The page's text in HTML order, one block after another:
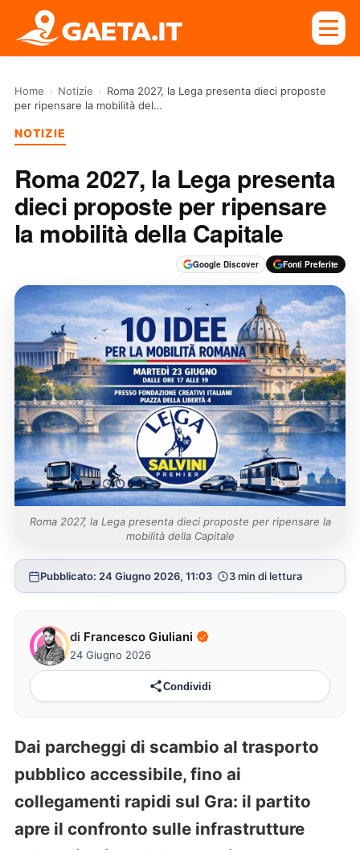
Home › Notizie › Roma 2027, la Lega presenta dieci proposte
per ripensare la mobilità del…
NOTIZIE
Roma 2027, la Lega presenta
dieci proposte per ripensare
la mobilità della Capitale
Google Discover Fonti Preferite
Roma 2027, la Lega presenta dieci proposte per ripensare la
mobilità della Capitale
Pubblicato: 24 Giugno 2026, 11:03 3 min di lettura
di Francesco Giuliani
24 Giugno 2026
Condividi
Dai parcheggi di scambio al trasporto
pubblico accessibile, fino ai
collegamenti rapidi sul Gra: il partito
apre il confronto sulle infrastrutture